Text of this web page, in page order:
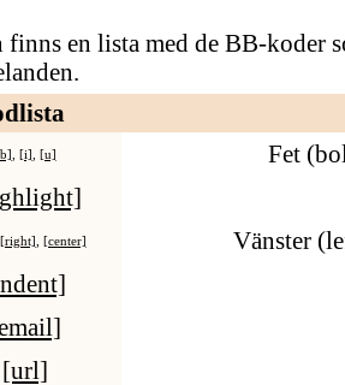
finns en lista med de BB-koder
[i] [u]
Fet
[right] [center]
Vänster
[url]